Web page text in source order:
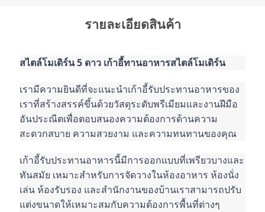
ความ
เป็น
ส่วน
ตัว
รายละเอียดสินค้า
สไตล์โมเดิร์น 5 ดาว เก้าอี้ทานอาหารสไตล์โมเดิร์น
เรามีความยินดีที่จะแนะนำเก้าอี้รับประทานอาหารของ
เราที่สร้างสรรค์ขึ้นด้วยวัสดุระดับพรีเมียมและงานฝีมือ
อันประณีตเพื่อตอบสนองความต้องการด้านความ
สะดวกสบาย ความสวยงาม และความทนทานของคุณ
เก้าอี้รับประทานอาหารนี้มีการออกแบบที่เพรียวบางและ
ทันสมัย ​​เหมาะสำหรับการจัดวางในห้องอาหาร ห้องนั่ง
เล่น ห้องรับรอง และสำนักงานของบ้านเราสามารถปรับ
แต่งขนาดให้เหมาะสมกับความต้องการพื้นที่ต่างๆ